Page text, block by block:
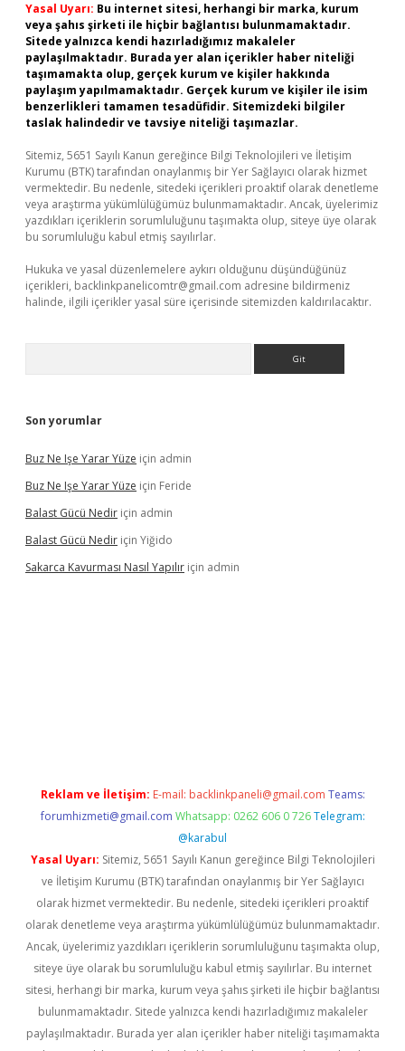
Yasal Uyarı: Bu internet sitesi, herhangi bir marka, kurum
veya şahıs şirketi ile hiçbir bağlantısı bulunmamaktadır.
Sitede yalnızca kendi hazırladığımız makaleler
paylaşılmaktadır. Burada yer alan içerikler haber niteliği
taşımamakta olup, gerçek kurum ve kişiler hakkında
paylaşım yapılmamaktadır. Gerçek kurum ve kişiler ile isim
benzerlikleri tamamen tesadüfidir. Sitemizdeki bilgiler
taslak halindedir ve tavsiye niteliği taşımazlar.
Sitemiz, 5651 Sayılı Kanun gereğince Bilgi Teknolojileri ve İletişim
Kurumu (BTK) tarafından onaylanmış bir Yer Sağlayıcı olarak hizmet
vermektedir. Bu nedenle, sitedeki içerikleri proaktif olarak denetleme
veya araştırma yükümlülüğümüz bulunmamaktadır. Ancak, üyelerimiz
yazdıkları içeriklerin sorumluluğunu taşımakta olup, siteye üye olarak
bu sorumluluğu kabul etmiş sayılırlar.
Hukuka ve yasal düzenlemelere aykırı olduğunu düşündüğünüz
içerikleri, backlinkpanelicomtr@gmail.com adresine bildirmeniz
halinde, ilgili içerikler yasal süre içerisinde sitemizden kaldırılacaktır.
Son yorumlar
Buz Ne Işe Yarar Yüze için admin
Buz Ne Işe Yarar Yüze için Feride
Balast Gücü Nedir için admin
Balast Gücü Nedir için Yiğido
Sakarca Kavurması Nasıl Yapılır için admin
Reklam ve İletişim: E-mail: backlinkpaneli@gmail.com Teams:
forumhizmeti@gmail.com Whatsapp: 0262 606 0 726 Telegram:
@karabul
Yasal Uyarı: Sitemiz, 5651 Sayılı Kanun gereğince Bilgi Teknolojileri
ve İletişim Kurumu (BTK) tarafından onaylanmış bir Yer Sağlayıcı
olarak hizmet vermektedir. Bu nedenle, sitedeki içerikleri proaktif
olarak denetleme veya araştırma yükümlülüğümüz bulunmamaktadır.
Ancak, üyelerimiz yazdıkları içeriklerin sorumluluğunu taşımakta olup,
siteye üye olarak bu sorumluluğu kabul etmiş sayılırlar. Bu internet
sitesi, herhangi bir marka, kurum veya şahıs şirketi ile hiçbir bağlantısı
bulunmamaktadır. Sitede yalnızca kendi hazırladığımız makaleler
paylaşılmaktadır. Burada yer alan içerikler haber niteliği taşımamakta